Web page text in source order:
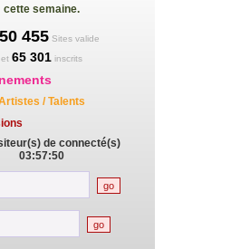
cette semaine.
50 455 Sites valide
et 65 301 inscrits
/ Talents
de connecté(s)
03:57:50